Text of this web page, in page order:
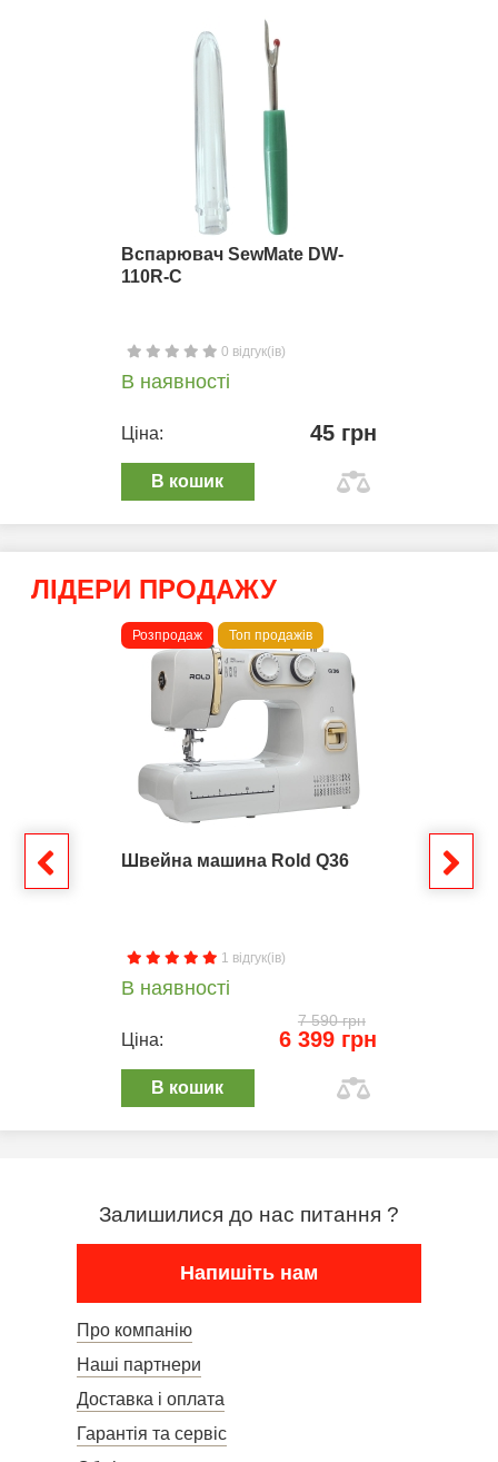
Вспарювач SewMate DW-
110R-C
0 відгук(ів)
В наявності
Ціна: 45 грн
В кошик
ЛІДЕРИ ПРОДАЖУ
Розпродаж Топ продажів
Швейна машина Rold Q36
1 відгук(ів)
В наявності
7 590 грн
Ціна: 6 399 грн
В кошик
Залишилися до нас питання ?
Напишіть нам
Про компанію
Наші партнери
Доставка і оплата
Гарантія та сервіс